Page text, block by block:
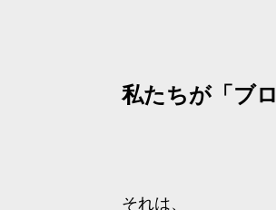
私たちが「ブ
それは、